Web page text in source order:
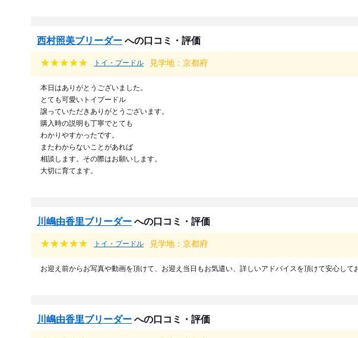
西村照美ブリーダーへの口コミ・評価
トイ・プードル 見学地：京都府
本日はありがとうございました。
とても可愛いトイプードル
譲っていただきありがとうございます。
購入時の説明も丁寧でとても
わかりやすかったです。
またわからないことがあれば
相談します。その際はお願いします。
大切に育てます。
川嶋由香里ブリーダーへの口コミ・評価
トイ・プードル 見学地：京都府
お迎え前からお写真や動画を頂けて、お迎え当日もお気遣い、詳しいアドバイスを頂けて安心して
川嶋由香里ブリーダーへの口コミ・評価